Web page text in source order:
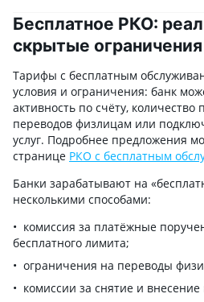
Бесплатное РКО:
скрытые ограничения
Тарифы с бесплатным
условия и ограничения: банк
активность по счёту,
переводов физлицам или
услуг. Подробнее предложения
странице РКО с бесплатным
Банки зарабатывают на
несколькими способами:
комиссия за платёжные
бесплатного лимита;
ограничения на переводы
комиссии за снятие и